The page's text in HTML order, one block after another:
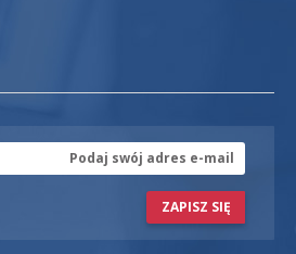
ZAPISZ SIĘ